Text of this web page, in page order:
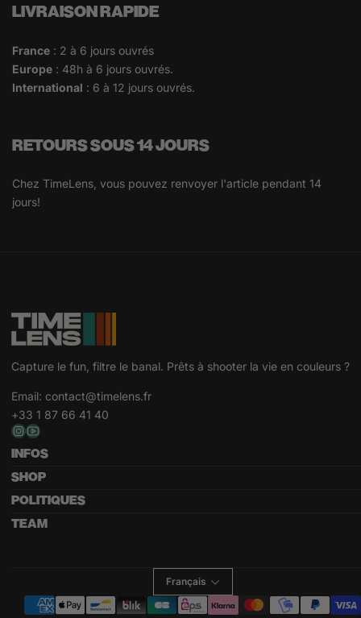
LIVRAISON RAPIDE
France : 2 à 6 jours ouvrés
Europe : 48h à 6 jours ouvrés.
International : 6 à 12 jours ouvrés.
RETOURS SOUS 14 JOURS
Chez TimeLens, vous pouvez renvoyer l'article pendant 14
jours!
Capture le fun, filtre le banal. Prêts à shooter la vie en couleurs ?
Email: contact@timelens.fr
+33 1 87 66 41 40
INFOS
SHOP
POLITIQUES
TEAM
Français
Modes